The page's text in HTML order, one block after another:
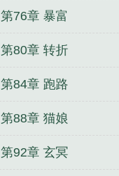
第76章 暴富
第80章 转折
第84章 跑路
第88章 猫娘
第92章 玄冥